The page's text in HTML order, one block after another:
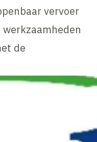
vervoer
de